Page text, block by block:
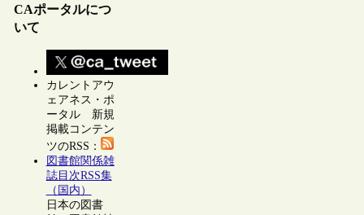
CAポータルにつ
いて
カレントアウ
ェアネス・ポ
ータル 新規
掲載コンテン
ツのRSS：
図書館関係雑
誌目次RSS集
（国内）
日本の図書